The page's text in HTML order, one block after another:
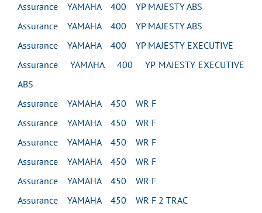
Assurance YAMAHA 400 YP MAJESTY ABS
Assurance YAMAHA 400 YP MAJESTY ABS
Assurance YAMAHA 400 YP MAJESTY EXECUTIVE
Assurance YAMAHA 400 YP MAJESTY EXECUTIVE
ABS
Assurance YAMAHA 450 WR F
Assurance YAMAHA 450 WR F
Assurance YAMAHA 450 WR F
Assurance YAMAHA 450 WR F
Assurance YAMAHA 450 WR F
Assurance YAMAHA 450 WR F 2 TRAC